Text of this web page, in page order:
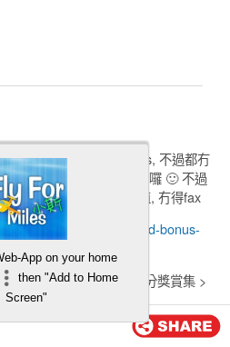
我好下面條path睇terms, 不過都冇
有, 個cs就confirm話係有囉 🙂 不過
form登記八達通自動增值, 冇得fax
html/tc/bea-credit-card-bonus-
用卡 > 信用卡優惠 > 分分獎賞集 >
則
App on your home
then "Add to Home
Screen"